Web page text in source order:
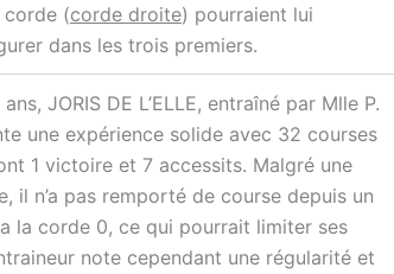
(corde droite) pourraient lui
dans les trois premiers.
JORIS DE L’ELLE, entraîné par Mlle P.
une expérience solide avec 32 courses
1 victoire et 7 accessits. Malgré une
il n’a pas remporté de course depuis un
la corde 0, ce qui pourrait limiter ses
note cependant une régularité et